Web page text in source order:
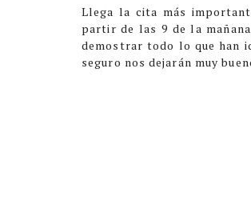
Llega la cita más
partir de las 9 de la
demostrar todo lo que han
seguro nos dejarán muy